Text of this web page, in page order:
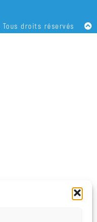
droits réservés